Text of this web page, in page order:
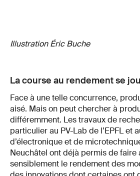
Illustration Éric Buche
La course au rendement se
Face à une telle concurrence,
aisé. Mais on peut chercher à
différemment. Les travaux de
particulier au PV-Lab de l’EPFL et
d’électronique et de
Neuchâtel ont déjà permis de faire
sensiblement le rendement des